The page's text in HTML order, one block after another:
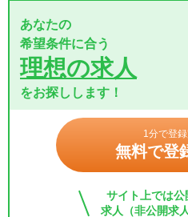
あなたの
希望条件に合う
理想の求人
をお探しします！
1分で登録
無料で登
サイト上では
求人（非公開求